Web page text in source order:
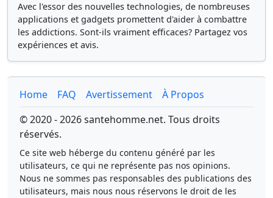
Avec l'essor des nouvelles technologies, de nombreuses
applications et gadgets promettent d'aider à combattre
les addictions. Sont-ils vraiment efficaces? Partagez vos
expériences et avis.
Home FAQ Avertissement
À Propos
© 2020 - 2026 santehomme.net. Tous droits
réservés.
Ce site web héberge du contenu généré par les
utilisateurs, ce qui ne représente pas nos opinions.
Nous ne sommes pas responsables des publications des
utilisateurs, mais nous nous réservons le droit de les